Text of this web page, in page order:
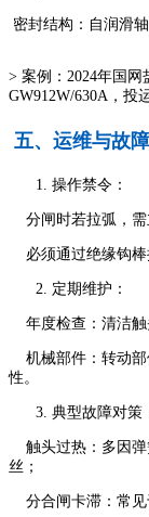
密封结构：自润滑
> 案例：2024年国
GW912W/630A，投
五、运维与故
操作禁令：
分闸时若拉弧，需
必须通过绝缘钩棒
定期维护：
年度检查：清洁触
机械部件：转动部
性。
典型故障对策
触头过热：多因弹
丝；
分合闸卡滞：常见